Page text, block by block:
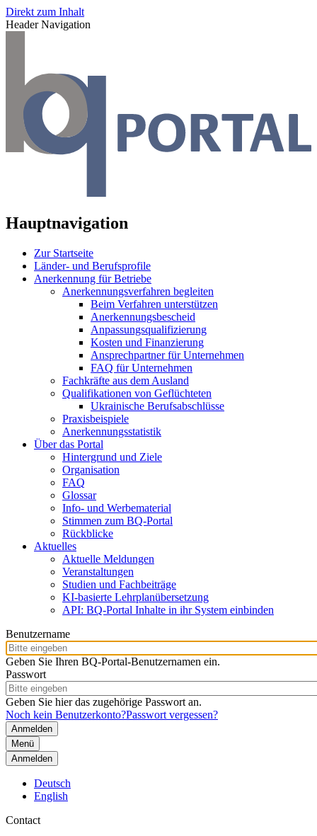
Direkt zum Inhalt
Header Navigation
Hauptnavigation
Zur Startseite
Länder- und Berufsprofile
Anerkennung für Betriebe
Anerkennungsverfahren begleiten
Beim Verfahren unterstützen
Anerkennungsbescheid
Anpassungsqualifizierung
Kosten und Finanzierung
Ansprechpartner für Unternehmen
FAQ für Unternehmen
Fachkräfte aus dem Ausland
Qualifikationen von Geflüchteten
Ukrainische Berufsabschlüsse
Praxisbeispiele
Anerkennungsstatistik
Über das Portal
Hintergrund und Ziele
Organisation
FAQ
Glossar
Info- und Werbematerial
Stimmen zum BQ-Portal
Rückblicke
Aktuelles
Aktuelle Meldungen
Veranstaltungen
Studien und Fachbeiträge
KI-basierte Lehrplanübersetzung
API: BQ-Portal Inhalte in ihr System einbinden
Benutzername
Geben Sie Ihren BQ-Portal-Benutzernamen ein.
Passwort
Geben Sie hier das zugehörige Passwort an.
Noch kein Benutzerkonto?Passwort vergessen?
Menü
Anmelden
Deutsch
English
Contact